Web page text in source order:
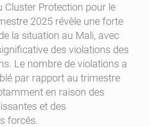
Cluster Protection pour le
2025 révèle une forte
la situation au Mali, avec
des violations des
Le nombre de violations a
par rapport au trimestre
en raison des
et des
forcés.